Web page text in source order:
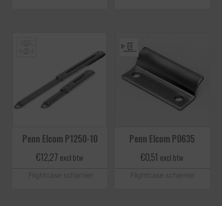
Penn Elcom P1250-10
€12,27 excl btw
Flightcase scharnier
Penn Elcom P0635
€0,51 excl btw
Flightcase scharnier